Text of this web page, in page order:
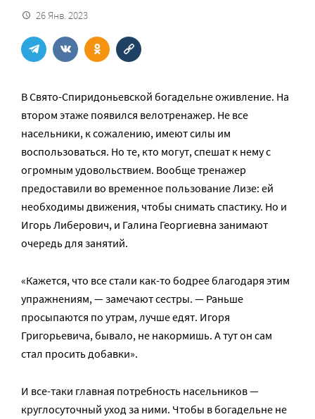
26 Янв. 2023
В Свято-Спиридоньевской богадельне оживление. На
втором этаже появился велотренажер. Не все
насельники, к сожалению, имеют силы им
воспользоваться. Но те, кто могут, спешат к нему с
огромным удовольствием. Вообще тренажер
предоставили во временное пользование Лизе: ей
необходимы движения, чтобы снимать спастику. Но и
Игорь Либерович, и Галина Георгиевна занимают
очередь для занятий.
«Кажется, что все стали как-то бодрее благодаря этим
упражнениям, — замечают сестры. — Раньше
просыпаются по утрам, лучше едят. Игоря
Григорьевича, бывало, не накормишь. А тут он сам
стал просить добавки».
И все-таки главная потребность насельников —
круглосуточный уход за ними. Чтобы в богадельне не